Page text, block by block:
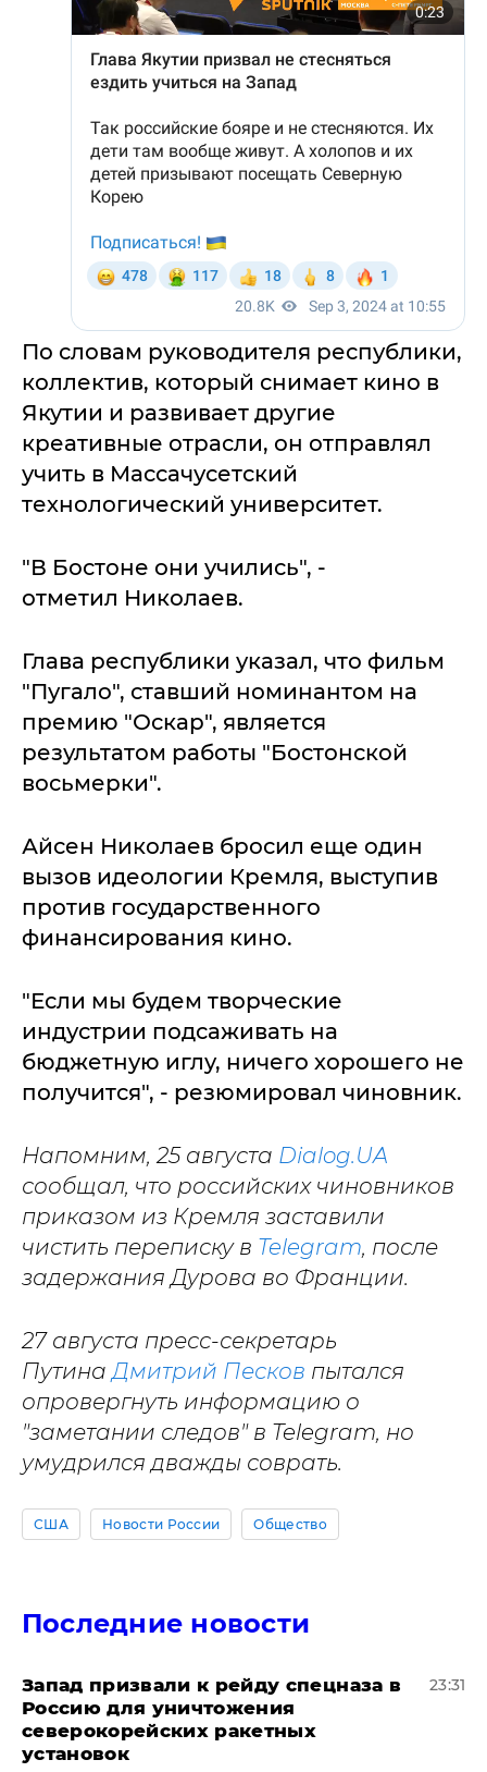
По словам руководителя республики,
коллектив, который снимает кино в
Якутии и развивает другие
креативные отрасли, он отправлял
учить в Массачусетский
технологический университет.
"В Бостоне они учились", -
отметил Николаев.
Глава республики указал, что фильм
"Пугало", ставший номинантом на
премию "Оскар", является
результатом работы "Бостонской
восьмерки".
Айсен Николаев бросил еще один
вызов идеологии Кремля, выступив
против государственного
финансирования кино.
"Если мы будем творческие
индустрии подсаживать на
бюджетную иглу, ничего хорошего не
получится", - резюмировал чиновник.
Напомним, 25 августа Dialog.UA
сообщал, что российских чиновников
приказом из Кремля заставили
чистить переписку в Telegram, после
задержания Дурова во Франции.
27 августа пресс-секретарь
ПутинаДмитрий Песков пытался
опровергнуть информацию о
"заметании следов" в Telegram, но
умудрился дважды соврать.
США Новости России Общество
Последние новости
Запад призвали к рейду спецназа в
Россию для уничтожения
северокорейских ракетных
установок
23:31